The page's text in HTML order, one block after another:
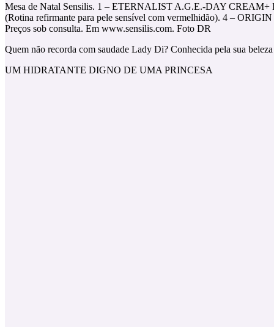
Mesa de Natal Sensilis. 1 – ETERNALIST A.G.E.-DAY
(Rotina refirmante para pele sensível com vermelhidão). 4 –
Preços sob consulta. Em www.sensilis.com. Foto DR
Quem não recorda com saudade Lady Di? Conhecida pela sua
UM HIDRATANTE DIGNO DE UMA PRINCESA